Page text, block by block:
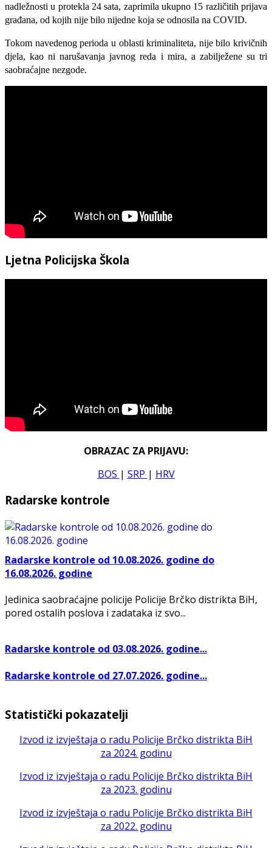
nadležnosti u proteklа 24 satа, zaprimila ukupno 15 različitih prijava
građana, od kojih nije bilo nijedne koja se odnosila na COVID.
Tokom navedenog perioda u oblasti kriminaliteta, nije bilo krivičnih
djela, kao ni narušavanja javnog reda i mira, a zabilježene su tri
saobraćajne nezgode.
Ljetna Policijska Škola
OBRAZAC ZA PRIJAVU:
BOS | SRP | HRV
Radarske kontrole
Radarske kontrole od 10.08.2026. godine do
16.08.2026. godine
Jedinica saobraćajne policije Policije Brčko distrikta BiH,
pored ostalih poslova i zadataka iz svo...
Radarske kontrole od 03.08.2026. godine...
Radarske kontrole od 27.07.2026. godine...
Statistički pokazatelji
Izvod iz izvještaja o radu Policije Brčko distrikta BiH
za 2024. godinu
Izvod iz izvještaja o radu Policije Brčko distrikta BiH
za 2023. godinu
Izvod iz izvještaja o radu Policije Brčko distrikta BiH
za 2022. godinu